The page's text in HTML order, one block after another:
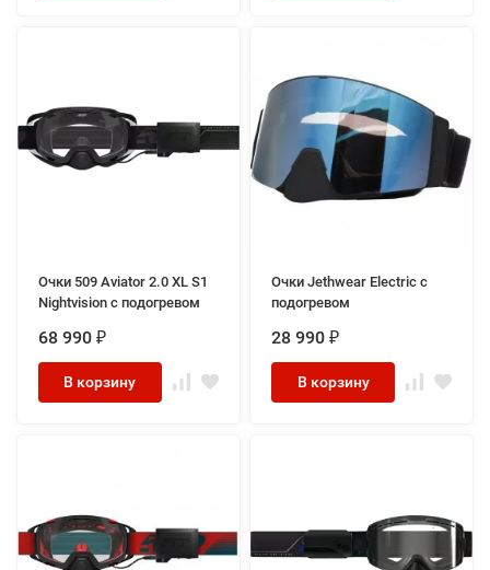
Очки 509 Aviator 2.0 XL S1
Nightvision с подогревом
68 990 ₽
В корзину
Очки Jethwear Electric с
подогревом
28 990 ₽
В корзину